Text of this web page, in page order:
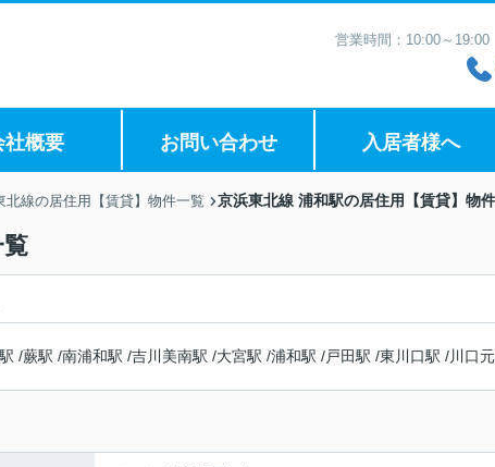
営業時間：10:00～
社概要 お問い合わせ 入居者様へ
北線の居住用【賃貸】物件一覧 京浜東北線 浦和駅の居住用【賃貸】物
/蕨駅 /南浦和駅 /吉川美南駅 /大宮駅 /浦和駅 /戸田駅 /東川口駅 /川口